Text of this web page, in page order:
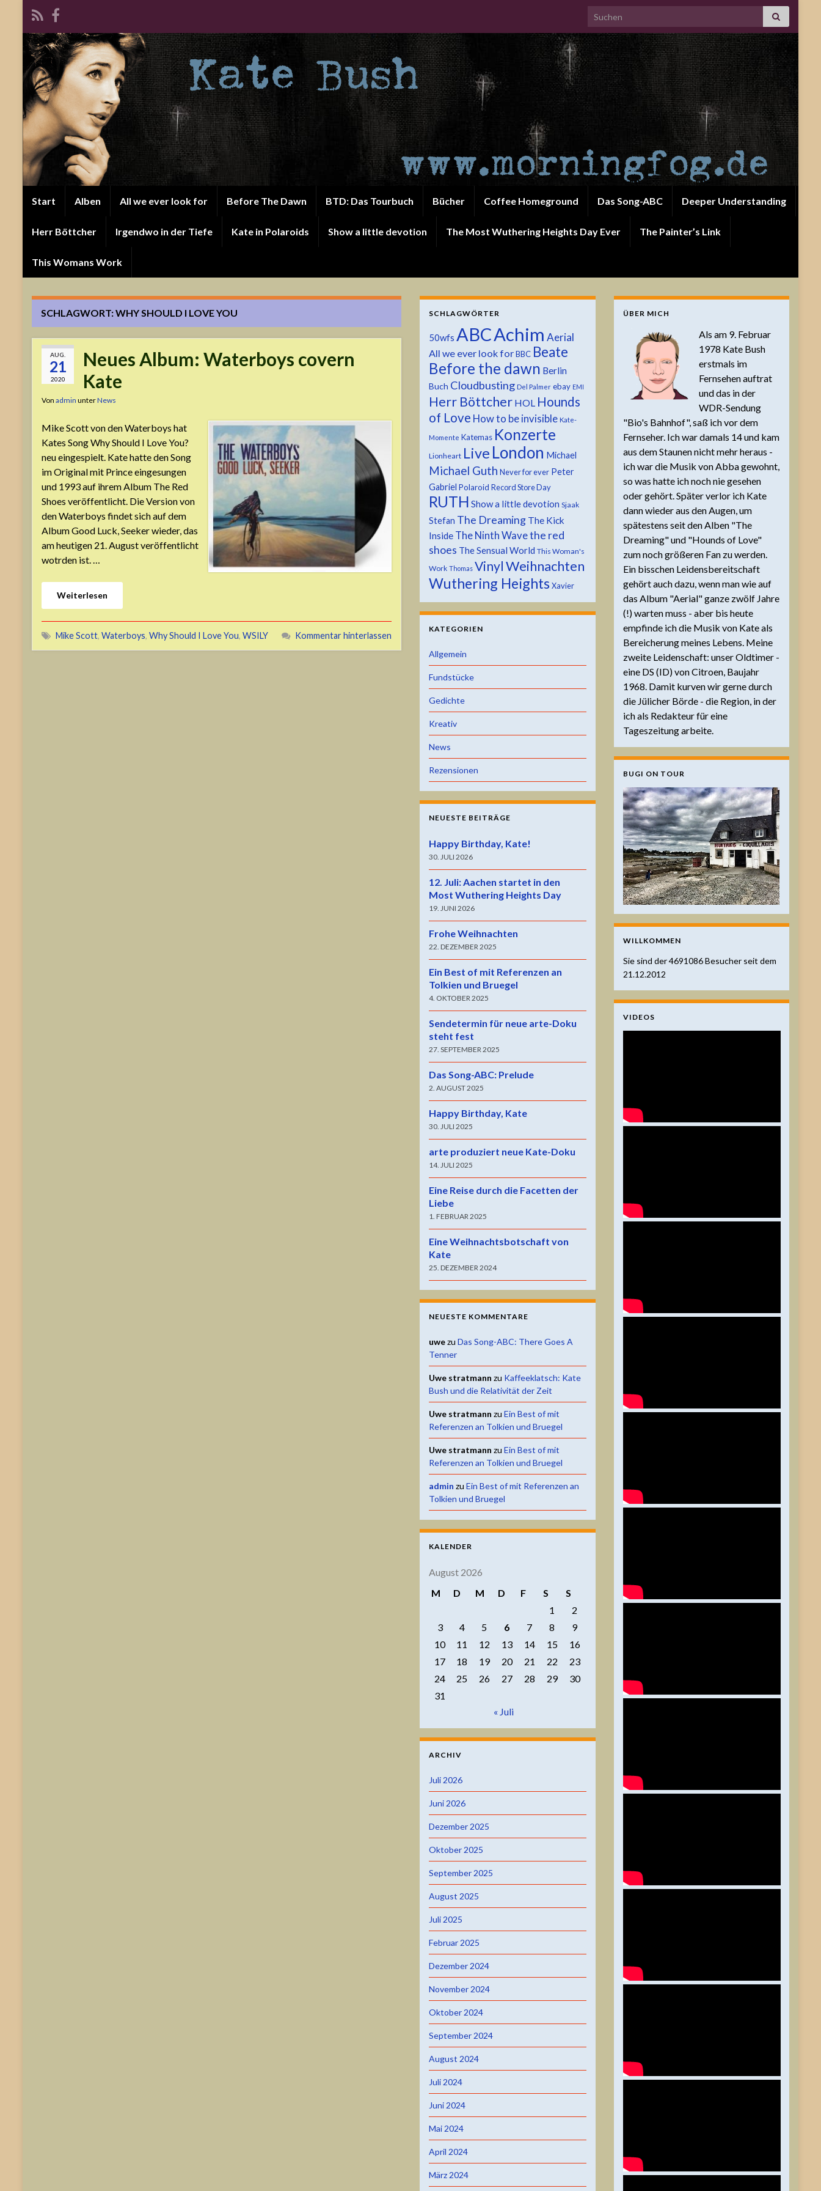
Search for:
Start Alben All we ever look for Before The Dawn BTD: Das Tourbuch Bücher Coffee Homeground Das Song-ABC Deeper Understanding
Herr Böttcher Irgendwo in der Tiefe Kate in Polaroids Show a little devotion The Most Wuthering Heights Day Ever The Painter’s Link
This Womans Work
SCHLAGWORT:WHY SHOULD I LOVE YOU
AUG.
21
2020
Neues Album: Waterboys covern
Kate
Von admin unterNews
Mike Scott von den Waterboys hat
Kates Song Why Should I Love You?
neu eingespielt. Kate hatte den Song
im Original mit Prince eingesungen
und 1993 auf ihrem Album The Red
Shoes veröffentlicht. Die Version von
den Waterboys findet sich auf dem
Album Good Luck, Seeker wieder, das
am heutigen 21. August veröffentlicht
wotrden ist. …
Weiterlesen
Mike Scott, Waterboys, Why Should I Love You, WSILY Kommentar hinterlassen
SCHLAGWÖRTER
50wfs ABCAchim Aerial
All we ever look forBBC Beate
Before the dawn Berlin
Buch Cloudbusting Del Palmer ebay EMI
Herr Böttcher HOL Hounds
of Love How to be invisible Kate-
Momente Katemas Konzerte
Lionheart Live London Michael
Michael Guth Never for ever Peter
Gabriel Polaroid Record Store Day
RUTH Show a little devotion Sjaak
Stefan The Dreaming The Kick
Inside The Ninth Wavethe red
shoes The Sensual World This Woman's
Work Thomas VinylWeihnachten
Wuthering Heights Xavier
KATEGORIEN
Allgemein
Fundstücke
Gedichte
Kreativ
News
Rezensionen
NEUESTE BEITRÄGE
Happy Birthday, Kate!
30. JULI 2026
12. Juli: Aachen startet in den
Most Wuthering Heights Day
19. JUNI 2026
Frohe Weihnachten
22. DEZEMBER 2025
Ein Best of mit Referenzen an
Tolkien und Bruegel
4. OKTOBER 2025
Sendetermin für neue arte-Doku
steht fest
27. SEPTEMBER 2025
Das Song-ABC: Prelude
2. AUGUST 2025
Happy Birthday, Kate
30. JULI 2025
arte produziert neue Kate-Doku
14. JULI 2025
Eine Reise durch die Facetten der
Liebe
1. FEBRUAR 2025
Eine Weihnachtsbotschaft von
Kate
25. DEZEMBER 2024
NEUESTE KOMMENTARE
uwezu Das Song-ABC: There Goes A
Tenner
Uwe stratmann zu Kaffeeklatsch: Kate
Bush und die Relativität der Zeit
Uwe stratmann zu Ein Best of mit
Referenzen an Tolkien und Bruegel
Uwe stratmann zu Ein Best of mit
Referenzen an Tolkien und Bruegel
admin zu Ein Best of mit Referenzen an
Tolkien und Bruegel
KALENDER
August 2026
M
D M D F S
S
1
2
3
4 5 6 7 8
9
10
11 12 13 14 15
16
17
18 19 20 21 22
23
24
25 26 27 28 29
30
31
« Juli
ARCHIV
Juli 2026
Juni 2026
Dezember 2025
Oktober 2025
September 2025
August 2025
Juli 2025
Februar 2025
Dezember 2024
November 2024
Oktober 2024
September 2024
August 2024
Juli 2024
Juni 2024
Mai 2024
April 2024
März 2024
ÜBER MICH
Als am 9. Februar
1978 Kate Bush
erstmals im
Fernsehen auftrat
und das in der
WDR-Sendung
"Bio's Bahnhof", saß ich vor dem
Fernseher. Ich war damals 14 und kam
aus dem Staunen nicht mehr heraus -
ich war die Musik von Abba gewohnt,
so was hatte ich noch nie gesehen
oder gehört. Später verlor ich Kate
dann wieder aus den Augen, um
spätestens seit den Alben "The
Dreaming" und "Hounds of Love"
zum noch größeren Fan zu werden.
Ein bisschen Leidensbereitschaft
gehört auch dazu, wenn man wie auf
das Album "Aerial" ganze zwölf Jahre
(!) warten muss - aber bis heute
empfinde ich die Musik von Kate als
Bereicherung meines Lebens. Meine
zweite Leidenschaft: unser Oldtimer -
eine DS (ID) von Citroen, Baujahr
1968. Damit kurven wir gerne durch
die Jülicher Börde - die Region, in der
ich als Redakteur für eine
Tageszeitung arbeite.
BUGI ON TOUR
WILLKOMMEN
Sie sind der4691086Besucher seit dem
21.12.2012
VIDEOS